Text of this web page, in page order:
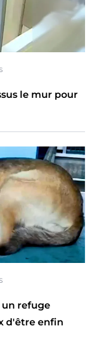
le mur pour
refuge
d'être enfin